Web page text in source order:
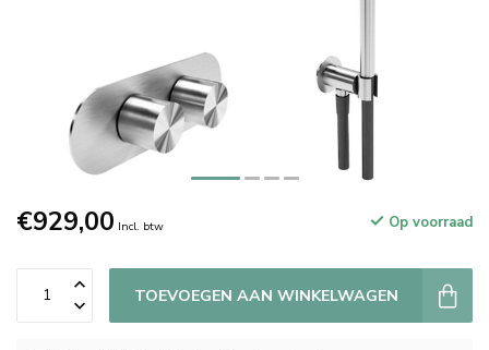
€929,00 Incl. btw Op voorraad
TOEVOEGEN AAN WINKELWAGEN